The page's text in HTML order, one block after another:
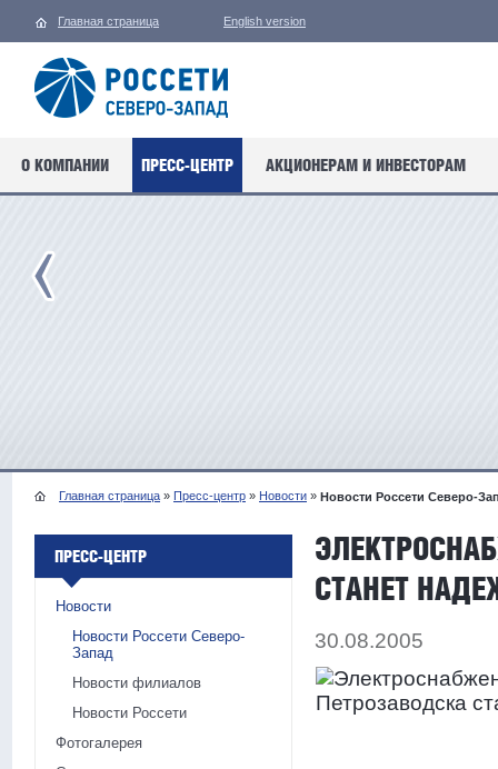
Главная страница English version
О КОМПАНИИ ПРЕСС-ЦЕНТР АКЦИОНЕРАМ И ИНВЕСТОРАМ
Главная страница » Пресс-центр » Новости » Новости Россети Северо-
ПРЕСС-ЦЕНТР
Новости
Новости Россети Северо-
Запад
Новости филиалов
Новости Россети
Фотогалерея
СТАНЕТ
30.08.2005